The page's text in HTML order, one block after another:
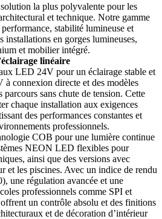
la plus polyvalente pour les
et technique. Notre gamme
stabilité lumineuse et
installations en gorges lumineuses,
et mobilier intégré.
linéaire
LED 24V pour un éclairage stable et
à connexion directe et des modèles
sans chute de tension. Cette
chaque installation aux exigences
des performances constantes et
professionnels.
COB pour une lumière continue
NEON LED flexibles pour
ainsi que des versions avec
et les piscines. Avec un indice de rendu
une régulation avancée et une
professionnels comme SPI et
un contrôle absolu et des finitions
et de décoration d’intérieur